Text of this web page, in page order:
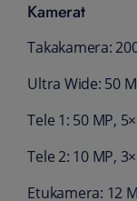
Kamerat
Takakamera:
Ultra Wide: 50
Tele 1: 50 MP,
Tele 2: 10 MP,
Etukamera: 12